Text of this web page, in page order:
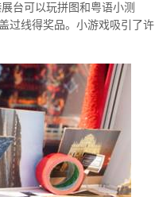
台可以玩拼图和粤语小测
过线得奖品。小游戏吸引了许